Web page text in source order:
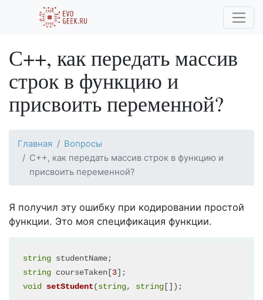
С++, как передать массив
строк в функцию и
присвоить переменной?
Главная
Вопросы
С++, как передать массив строк в функцию и
присвоить переменной?
Я получил эту ошибку при кодировании простой
функции. Это моя спецификация функции.
string
string courseTaken[3
void setStudent(string, string []);